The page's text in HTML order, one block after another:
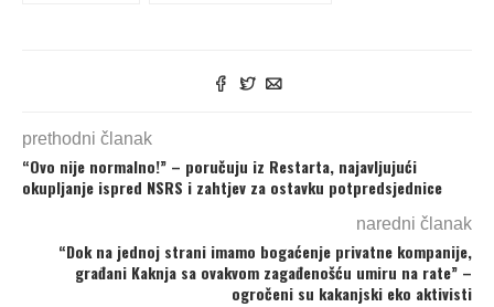
prethodni članak
“Ovo nije normalno!” – poručuju iz Restarta, najavljujući
okupljanje ispred NSRS i zahtjev za ostavku potpredsjednice
naredni članak
“Dok na jednoj strani imamo bogaćenje privatne kompanije,
građani Kaknja sa ovakvom zagađenošću umiru na rate” –
ogročeni su kakanjski eko aktivisti